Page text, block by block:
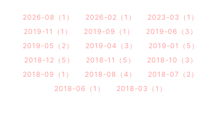
2026-08（1） 2026-02（1）
2023-03（1）
2019-11（1）
2019-09（1）
2019-06（3）
2019-05（2）
2019-04（3）
2019-01（5）
2018-12（5）
2018-11（5）
2018-10（3）
2018-09（1）
2018-08（4）
2018-07（2）
2018-06（1）
2018-03（1）